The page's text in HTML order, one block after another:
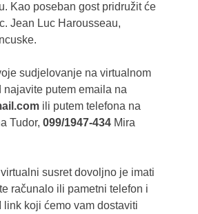
Kao poseban gost pridružit će
Jean Luc Harousseau,
sudjelovanje na virtualnom
najavite putem emaila na
ili putem telefona na
Tudor, 099/1947-434 Mira
susret dovoljno je imati
računalo ili pametni telefon i
link koji ćemo vam dostaviti